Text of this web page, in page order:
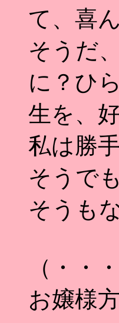
て、喜
そうだ
に？ひ
生を、
私は勝
そうで
そうも
（・・
お嬢様